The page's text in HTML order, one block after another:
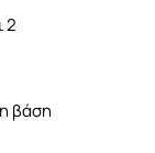
2
βάση